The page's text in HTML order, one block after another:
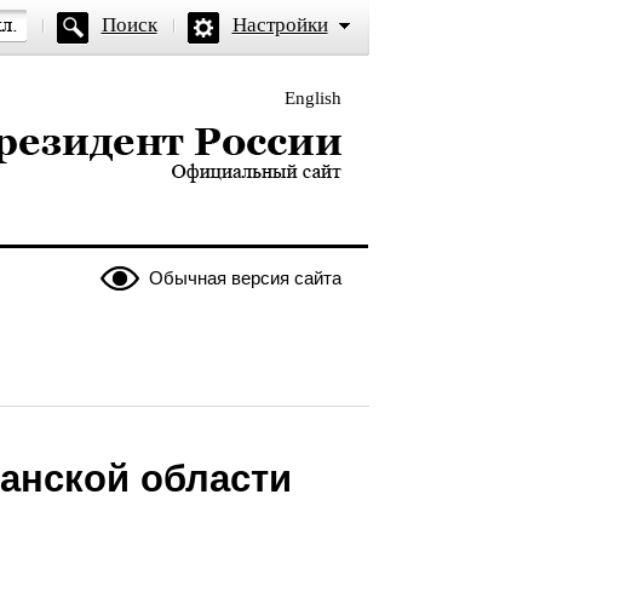
Поиск Настройки
English
России — официальный сайт
Обычная версия сайта
области